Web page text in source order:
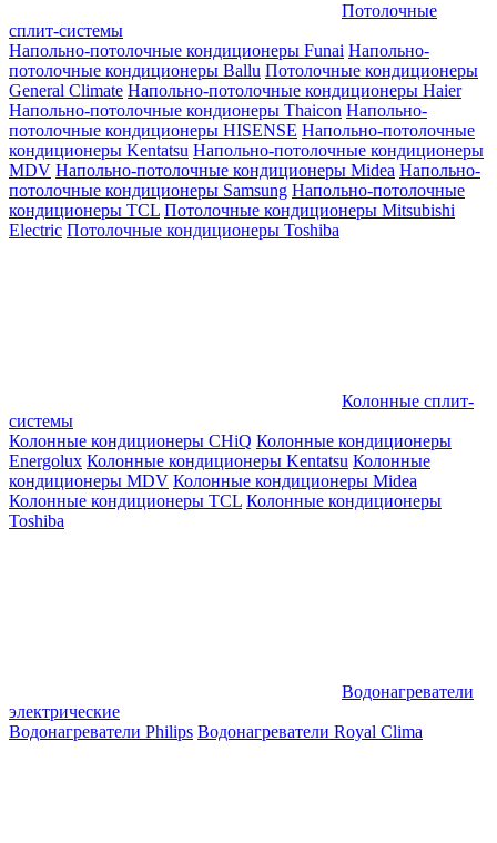
Потолочные
сплит-системы
Напольно-потолочные кондиционеры Funai Напольно-
потолочные кондиционеры Ballu Потолочные кондиционеры
General Climate Напольно-потолочные кондиционеры Haier
Напольно-потолочные кондионеры Thaicon Напольно-
потолочные кондиционеры HISENSE Напольно-потолочные
кондиционеры Kentatsu Напольно-потолочные кондиционеры
MDV Напольно-потолочные кондиционеры Midea Напольно-
потолочные кондиционеры Samsung Напольно-потолочные
кондиционеры TCL Потолочные кондиционеры Mitsubishi
Electric Потолочные кондиционеры Toshiba
Колонные сплит-
системы
Колонные кондиционеры CHiQ Колонные кондиционеры
Energolux Колонные кондиционеры Kentatsu Колонные
кондиционеры MDV Колонные кондиционеры Midea
Колонные кондиционеры TCL Колонные кондиционеры
Toshiba
Водонагреватели
электрические
Водонагреватели Philips Водонагреватели Royal Clima